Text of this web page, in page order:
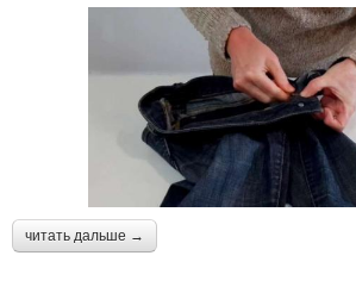
читать дальше →